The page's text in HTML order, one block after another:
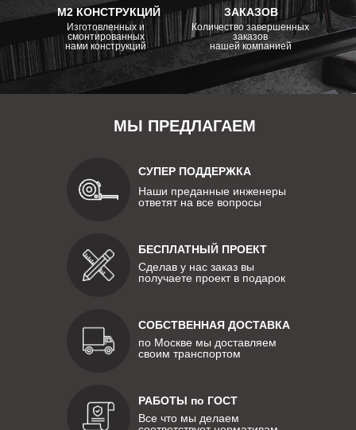
М2 КОНСТРУКЦИЙ
Изготовленных и
смонтированных
нами конструкций
ЗАКАЗОВ
Количество завершенных
заказов
нашей компанией
МЫ ПРЕДЛАГАЕМ
СУПЕР ПОДДЕРЖКА
Наши преданные инженеры
ответят на все вопросы
БЕСПЛАТНЫЙ ПРОЕКТ
Сделав у нас заказ вы
получаете проект в подарок
СОБСТВЕННАЯ ДОСТАВКА
по Москве мы доставляем
своим транспортом
РАБОТЫ по ГОСТ
Все что мы делаем